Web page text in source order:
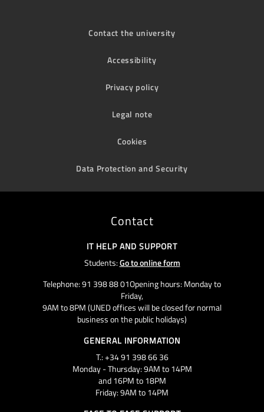
Contact the university
Accessibility
Privacy policy
Legal note
Cookies
Data Protection and Security
Contact
IT HELP AND SUPPORT
Students:Go to online form
Telephone: 91 398 88 01Opening hours: Monday to
Friday,
9AM to 8PM (UNED offices will be closed for normal
business on the public holidays)
GENERAL INFORMATION
T.: +34 91 398 66 36
Monday - Thursday: 9AM to 14PM
and 16PM to 18PM
Friday: 9AM to 14PM